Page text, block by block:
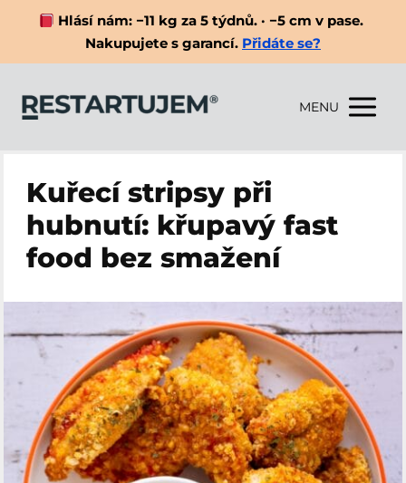
Hlásí nám: −11 kg za 5 týdnů. · −5 cm v pase.
Nakupujete s garancí. Přidáte se?
MENU
Kuřecí stripsy při
hubnutí: křupavý fast
food bez smažení